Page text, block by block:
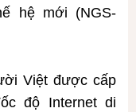
hệ mới (NGS-
Việt được cấp
độ Internet di